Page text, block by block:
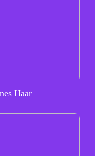
Haar